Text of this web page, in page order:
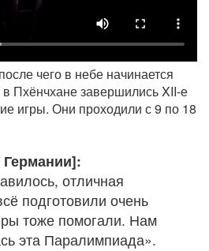
чего в небе начинается
Пхёнчхане завершились XII-е
игры. Они проходили с 9 по 18
отличная
подготовили очень
тоже помогали. Нам
эта Паралимпиада».